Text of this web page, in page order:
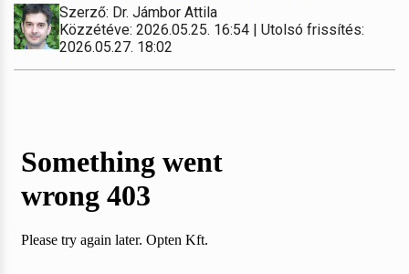
Szerző: Dr. Jámbor Attila
Közzétéve: 2026.05.25. 16:54 | Utolsó frissítés:
2026.05.27. 18:02